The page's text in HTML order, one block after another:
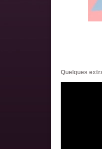
Quelques